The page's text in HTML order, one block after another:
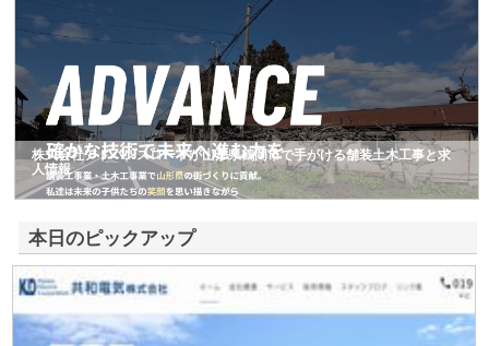
株式会社アドバンスロードが山形県鶴岡市で手がける舗装土木工事と求
人情報
本日のピックアップ